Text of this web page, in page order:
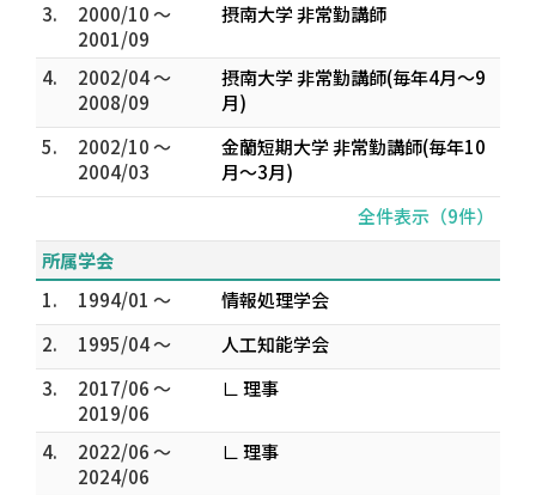
3.
2000/10 ～
2001/09
摂南大学 非常勤講師
4.
2002/04 ～
2008/09
摂南大学 非常勤講師(毎年4月～9
月)
5.
2002/10 ～
2004/03
金蘭短期大学 非常勤講師(毎年10
月～3月)
全件表示（9件）
所属学会
1.
1994/01 ～
情報処理学会
2.
1995/04 ～
人工知能学会
3.
2017/06 ～
2019/06
∟ 理事
4.
2022/06 ～
2024/06
∟ 理事